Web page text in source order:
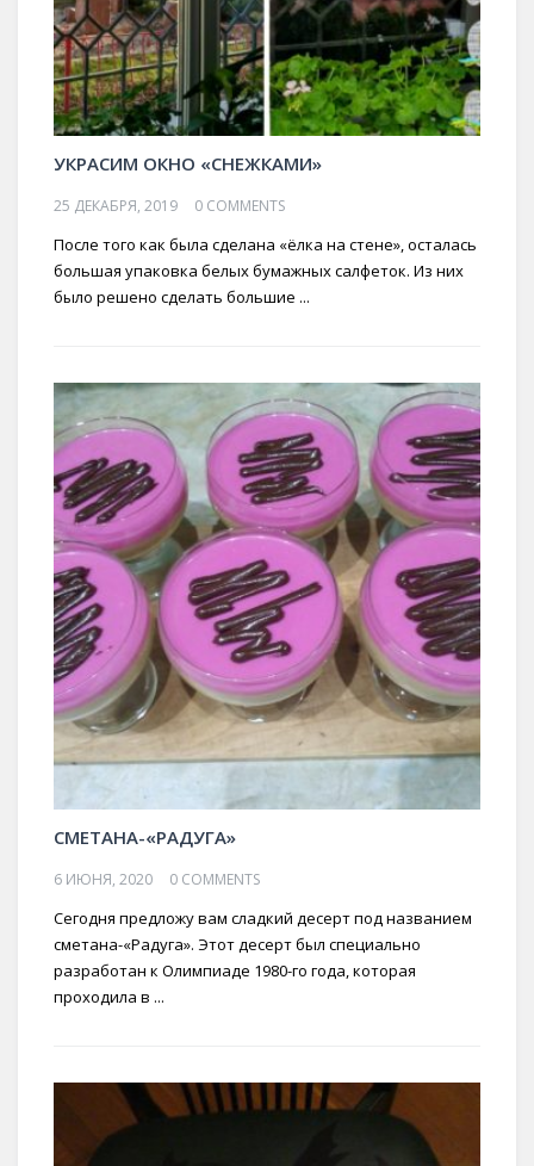
УКРАСИМ ОКНО «СНЕЖКАМИ»
25 ДЕКАБРЯ, 2019 0 COMMENTS
После того как была сделана «ёлка на стене», осталась
большая упаковка белых бумажных салфеток. Из них
было решено сделать большие ...
СМЕТАНА-«РАДУГА»
6 ИЮНЯ, 2020 0 COMMENTS
Сегодня предложу вам сладкий десерт под названием
сметана-«Радуга». Этот десерт был специально
разработан к Олимпиаде 1980-го года, которая
проходила в ...